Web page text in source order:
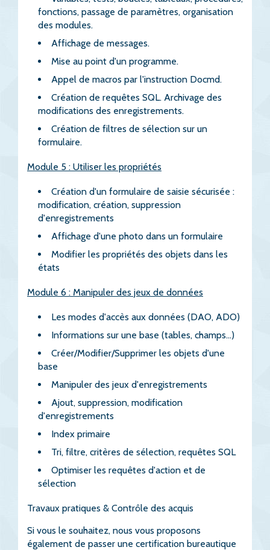
fonctions, passage de paramètres, organisation
des modules.
Affichage de messages.
Mise au point d'un programme.
Appel de macros par l'instruction Docmd.
Création de requêtes SQL. Archivage des
modifications des enregistrements.
Création de filtres de sélection sur un
formulaire.
Module 5 : Utiliser les propriétés
Création d'un formulaire de saisie sécurisée :
modification, création, suppression
d'enregistrements
Affichage d'une photo dans un formulaire
Modifier les propriétés des objets dans les
états
Module 6 : Manipuler des jeux de données
Les modes d'accès aux données (DAO, ADO)
Informations sur une base (tables, champs...)
Créer/Modifier/Supprimer les objets d'une
base
Manipuler des jeux d'enregistrements
Ajout, suppression, modification
d'enregistrements
Index primaire
Tri, filtre, critères de sélection, requêtes SQL
Optimiser les requêtes d'action et de
sélection
Travaux pratiques & Contrôle des acquis
Si vous le souhaitez, nous vous proposons
également de passer une certification bureautique